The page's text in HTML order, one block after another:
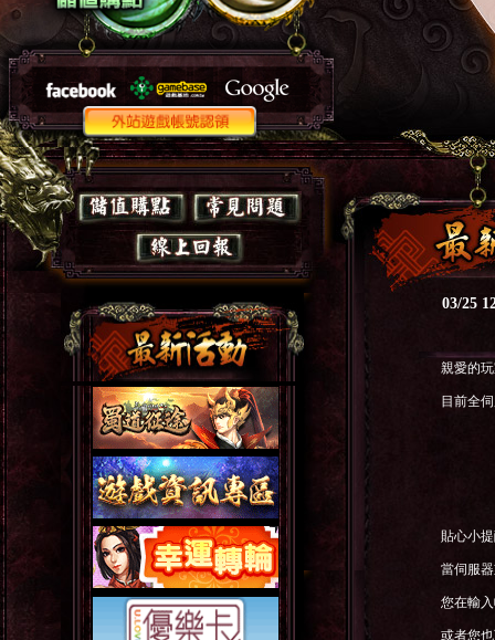
03/25
親愛的
目前全
貼心小
當伺服
您在輸
或者您